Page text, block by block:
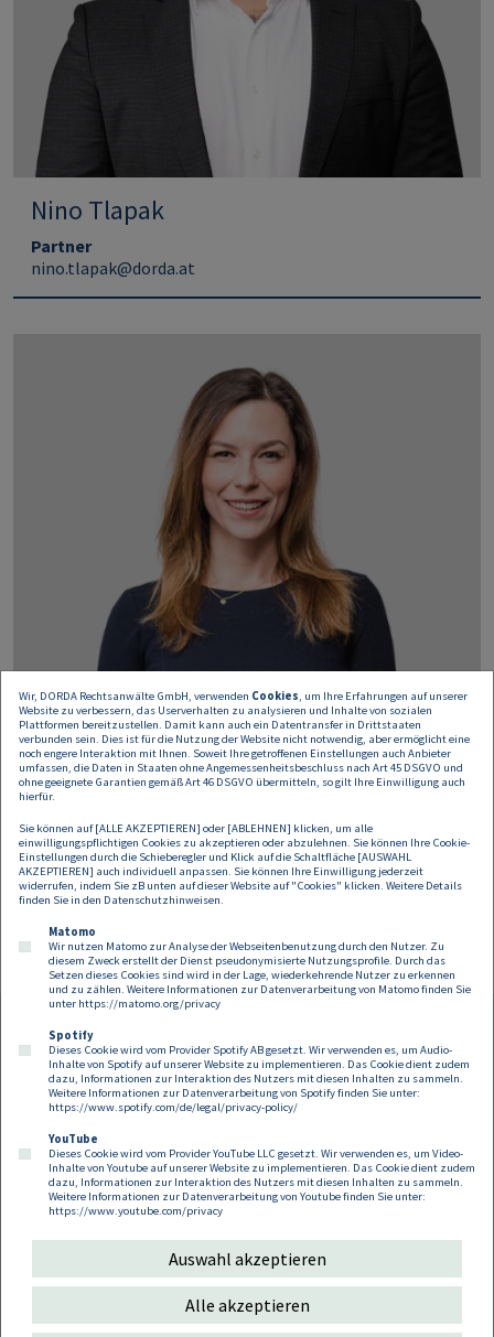
Nino Tlapak
Partner
nino.tlapak@dorda.at
Alexandra Ciarnau
Partnerin
alexandra.ciarnau@dorda.at
Footer
Kontakt Datenschutz
Impressum
Compliance
Cookies
Wir, DORDA Rechtsanwälte GmbH, verwenden Cookies, um Ihre Erfahrungen auf unserer
Website zu verbessern, das Userverhalten zu analysieren und Inhalte von sozialen
Plattformen bereitzustellen. Damit kann auch ein Datentransfer in Drittstaaten
verbunden sein. Dies ist für die Nutzung der Website nicht notwendig, aber ermöglicht eine
noch engere Interaktion mit Ihnen. Soweit Ihre getroffenen Einstellungen auch Anbieter
umfassen, die Daten in Staaten ohne Angemessenheitsbeschluss nach Art 45 DSGVO und
ohne geeignete Garantien gemäß Art 46 DSGVO übermitteln, so gilt Ihre Einwilligung auch
hierfür.
Sie können auf [ALLE AKZEPTIEREN] oder [ABLEHNEN] klicken, um alle
einwilligungspflichtigen Cookies zu akzeptieren oder abzulehnen. Sie können Ihre Cookie-
Einstellungen durch die Schieberegler und Klick auf die Schaltfläche [AUSWAHL
AKZEPTIEREN] auch individuell anpassen. Sie können Ihre Einwilligung jederzeit
widerrufen, indem Sie zB unten auf dieser Website auf "Cookies" klicken. Weitere Details
finden Sie in den Datenschutzhinweisen.
Matomo
Wir nutzen Matomo zur Analyse der Webseitenbenutzung durch den Nutzer. Zu
diesem Zweck erstellt der Dienst pseudonymisierte Nutzungsprofile. Durch das
Setzen dieses Cookies sind wird in der Lage, wiederkehrende Nutzer zu erkennen
und zu zählen. Weitere Informationen zur Datenverarbeitung von Matomo finden Sie
unter https://matomo.org/privacy
Spotify
Dieses Cookie wird vom Provider Spotify AB gesetzt. Wir verwenden es, um Audio-
Inhalte von Spotify auf unserer Website zu implementieren. Das Cookie dient zudem
dazu, Informationen zur Interaktion des Nutzers mit diesen Inhalten zu sammeln.
Weitere Informationen zur Datenverarbeitung von Spotify finden Sie unter:
https://www.spotify.com/de/legal/privacy-policy/
YouTube
Dieses Cookie wird vom Provider YouTube LLC gesetzt. Wir verwenden es, um Video-
Inhalte von Youtube auf unserer Website zu implementieren. Das Cookie dient zudem
dazu, Informationen zur Interaktion des Nutzers mit diesen Inhalten zu sammeln.
Weitere Informationen zur Datenverarbeitung von Youtube finden Sie unter:
https://www.youtube.com/privacy
Auswahl akzeptieren
Alle akzeptieren
Follow us on:
Copyright 2026